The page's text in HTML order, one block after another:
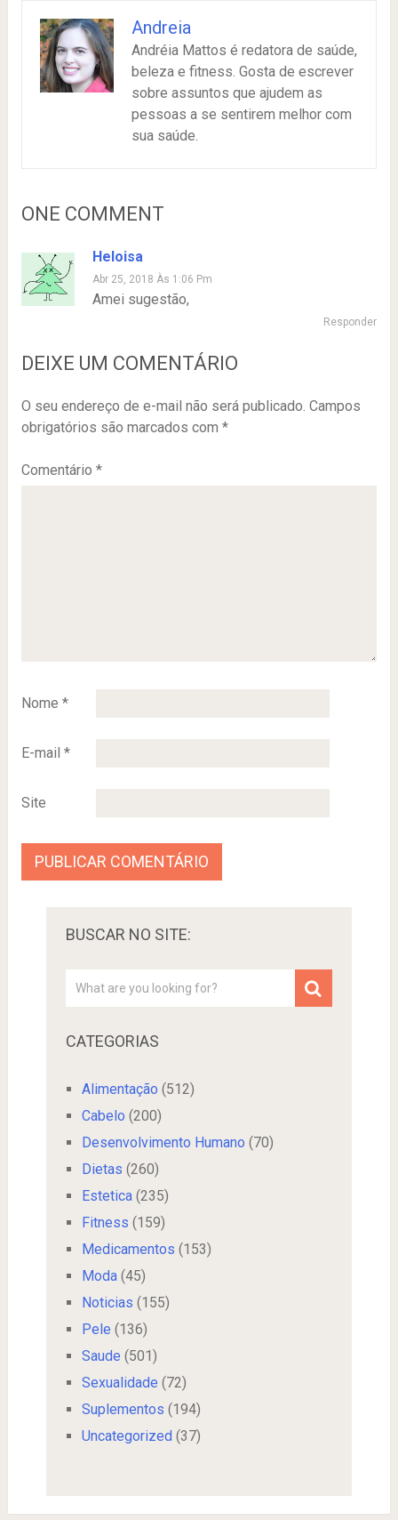
Andreia
Andréia Mattos é redatora de saúde,
beleza e fitness. Gosta de escrever
sobre assuntos que ajudem as
pessoas a se sentirem melhor com
sua saúde.
ONE COMMENT
Heloisa
Abr 25, 2018 Às 1:06 Pm
Amei sugestão,
Responder
DEIXE UM COMENTÁRIO
O seu endereço de e-mail não será publicado. Campos
obrigatórios são marcados com *
Comentário *
Nome *
E-mail *
Site
BUSCAR NO SITE:
CATEGORIAS
Alimentação (512)
Cabelo (200)
Desenvolvimento Humano (70)
Dietas (260)
Estetica(235)
Fitness (159)
Medicamentos (153)
Moda(45)
Noticias (155)
Pele (136)
Saude (501)
Sexualidade (72)
Suplementos (194)
Uncategorized (37)